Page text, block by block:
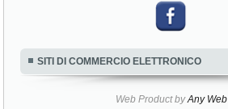
SITI DI COMMERCIO ELETTRONICO
Web Product byAny Web